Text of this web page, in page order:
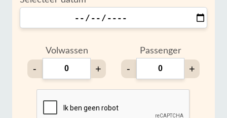
Volwassen
- +
Passenger
- +